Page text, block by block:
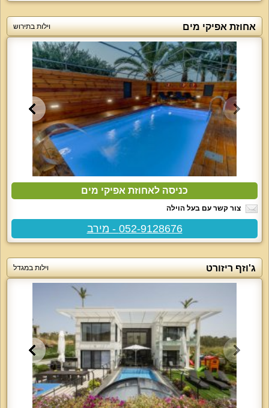
אחוזת אפיקי מים וילות בתירוש
כניסה לאחוזת אפיקי מים
צור קשר עם בעל הוילה
052-9128676 - מירב
ג'וזף ריזורט וילות במגדל